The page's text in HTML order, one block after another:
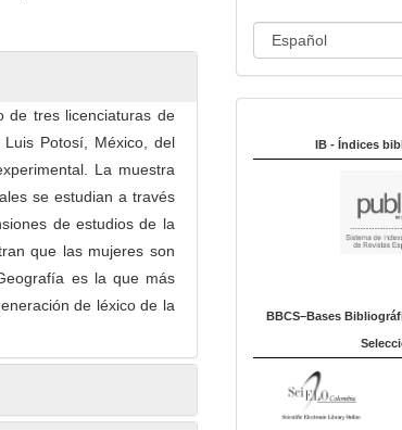
de tres licenciaturas de
Potosí, México, del
La muestra
se estudian a través
de estudios de la
que las mujeres son
es la que más
de léxico de la
d
m
IB - Índices
BBCS–Bases